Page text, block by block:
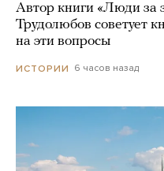
Автор книги «Люди за
Трудолюбов советует
на эти вопросы
ИСТОРИИ 6 часов назад